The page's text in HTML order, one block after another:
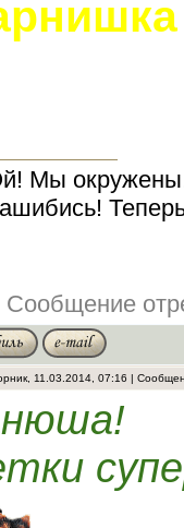
Мы
Сообщение
11.03.2014, 07:16 |